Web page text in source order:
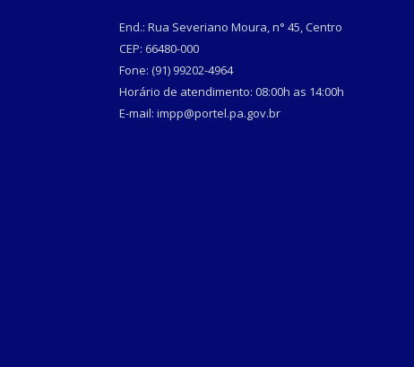
End.: Rua Severiano Moura, n° 45, Centro
CEP: 66480-000
Fone: (91) 99202-4964
Horário de atendimento: 08:00h as 14:00h
E-mail: impp@portel.pa.gov.br